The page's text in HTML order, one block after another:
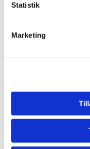
Statistik
Marketing